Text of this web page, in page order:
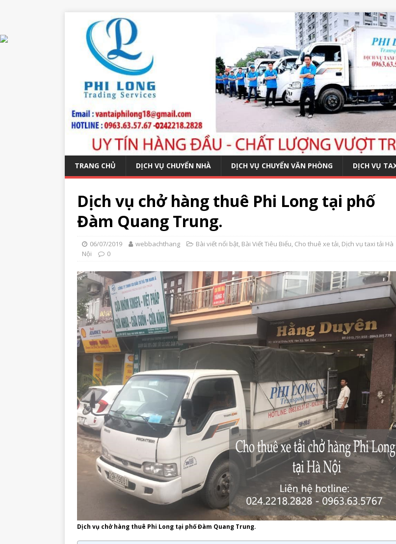
TRANG CHỦ DỊCH VỤ CHUYỂN NHÀ DỊCH VỤ CHUYỂN VĂN PHÒNG DỊCH VỤ
Dịch vụ chở hàng thuê Phi Long tại phố
Đàm Quang Trung.
06/07/2019 webbachthang Bài viết nổi bật, Bài Viết Tiêu Biểu, Cho thuê xe tải, Dịch vụ taxi tải Hà
Nội
0
Dịch vụ chở hàng thuê Phi Long tại phố Đàm Quang Trung.